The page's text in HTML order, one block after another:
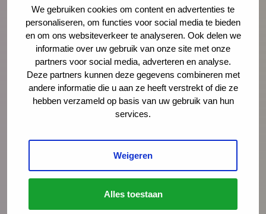
We gebruiken cookies om content en advertenties te
personaliseren, om functies voor social media te bieden
en om ons websiteverkeer te analyseren. Ook delen we
informatie over uw gebruik van onze site met onze
partners voor social media, adverteren en analyse.
Deze partners kunnen deze gegevens combineren met
andere informatie die u aan ze heeft verstrekt of die ze
hebben verzameld op basis van uw gebruik van hun
services.
Weigeren
Alles toestaan
‘Je voelt dat er iets niet klopt’
In deze mini-documentaire volgen we drie
gezinnen die geholpen zijn door Integrale
Vroeghulp. En gingen we in gesprek met
coördinatoren, trajectbegeleiders en een
wethouder over de kracht van het netwerk.